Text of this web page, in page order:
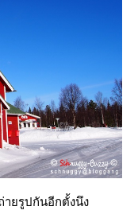
ายรูปกันอีกตั้งนึง